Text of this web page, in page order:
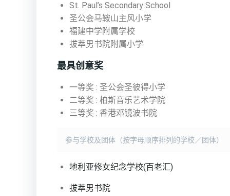
St. Paul’s Secondary School
圣公会马鞍山主风小学
福建中学附属学校
拔萃男书院附属小学
最具创意奖
一等奖 : 圣公会圣彼得小学
二等奖 : 柏斯音乐艺术学院
三等奖 : 香港邓镜波书院
参与学校及团体（按字母顺序排列的学校／团体）
地利亚修女纪念学校(百老汇)
拔萃男书院